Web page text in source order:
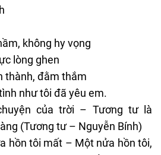
không hy vọng
lòng ghen
thành, đằm thắm
như tôi đã yêu em.
của trời – Tương tư là
(Tương tư – Nguyễn Bính)
hồn tôi mất – Một nửa hồn tôi,